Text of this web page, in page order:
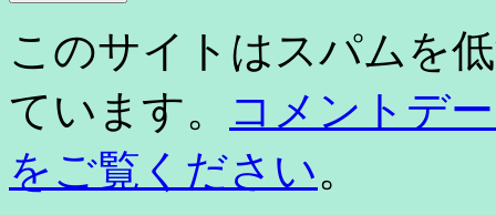
このサイトはスパムを
ています。
コメントデ
をご覧ください。